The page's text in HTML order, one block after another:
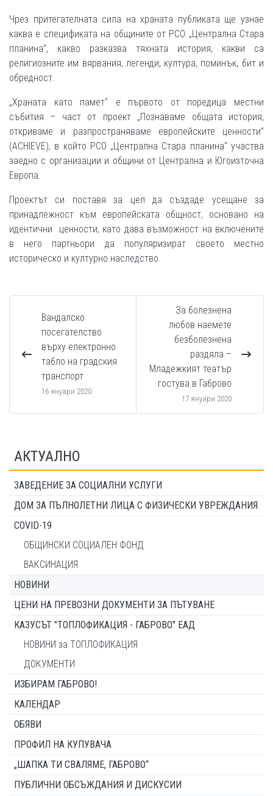
Чрез притегателната сила на храната публиката ще узнае
каква е спецификата на общините от РСО „Централна Стара
планина”, какво разказва тяхната история, какви са
религиозните им вярвания, легенди, култура, поминък, бит и
обредност.
„Храната като памет“ е първото от поредица местни
събития – част от проект „Познаваме общата история,
откриваме и разпространяваме европейските ценности”
(ACHIEVE), в който РСО „Централна Стара планина“ участва
заедно с организации и общини от Централна и Югоизточна
Европа.
Проектът си поставя за цел да създаде усещане за
принадлежност към европейската общност, основано на
идентични ценности, като дава възможност на включените
в него партньори да популяризират своето местно
историческо и културно наследство.
Вандалско
посегателство
върху електронно
табло на градския
транспорт
16 януари 2020
За болезнена
любов наемете
безболезнена
раздяла –
Младежкият театър
гостува в Габрово
17 януари 2020
АКТУАЛНО
ЗАВЕДЕНИЕ ЗА СОЦИАЛНИ УСЛУГИ
ДОМ ЗА ПЪЛНОЛЕТНИ ЛИЦА С ФИЗИЧЕСКИ УВРЕЖДАНИЯ
COVID-19
ОБЩИНСКИ СОЦИАЛЕН ФОНД
ВАКСИНАЦИЯ
НОВИНИ
ЦЕНИ НА ПРЕВОЗНИ ДОКУМЕНТИ ЗА ПЪТУВАНЕ
КАЗУСЪТ "ТОПЛОФИКАЦИЯ - ГАБРОВО" ЕАД
НОВИНИ за ТОПЛОФИКАЦИЯ
ДОКУМЕНТИ
ИЗБИРАМ ГАБРОВО!
КАЛЕНДАР
ОБЯВИ
ПРОФИЛ НА КУПУВАЧА
„ШАПКА ТИ СВАЛЯМЕ, ГАБРОВО“
ПУБЛИЧНИ ОБСЪЖДАНИЯ И ДИСКУСИИ